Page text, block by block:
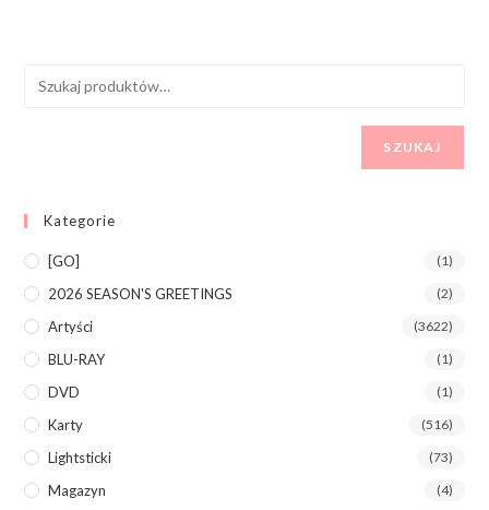
SZUKAJ
Kategorie
[GO] (1)
2026 SEASON'S GREETINGS (2)
Artyści (3622)
BLU-RAY (1)
DVD (1)
Karty (516)
Lightsticki (73)
Magazyn (4)